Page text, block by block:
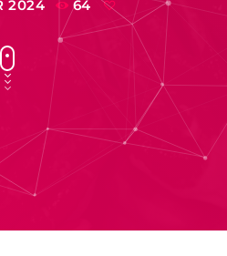
2024 64